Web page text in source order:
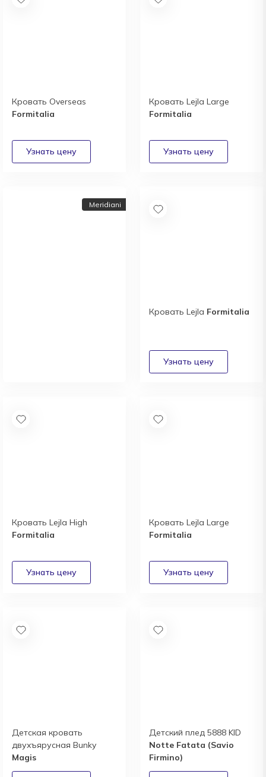
Кровать Overseas
Formitalia
Кровать Lejla Large
Formitalia
Meridiani
Кровать Lejla Formitalia
Кровать Lejla High
Formitalia
Кровать Lejla Large
Formitalia
Детская кровать
двухъярусная Bunky
Magis
Детский плед 5888 KID
Notte Fatata (Savio
Firmino)